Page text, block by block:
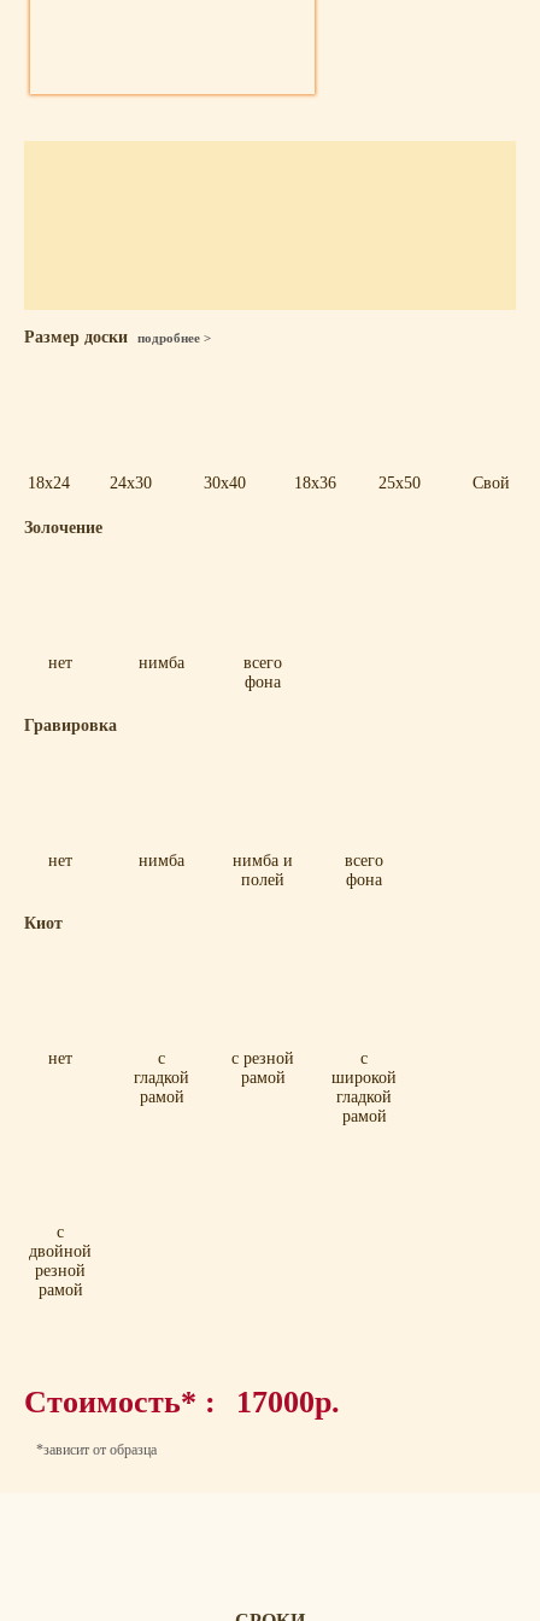
Размер доски подробнее >
18x24 24x30 30x40 18x36 25x50 Свой
Золочение
нет нимба
всего
фона
Гравировка
нет нимба
нимба и
полей
всего
фона
Киот
нет
с
гладкой
рамой
с резной
рамой
с
широкой
гладкой
рамой
с
двойной
резной
рамой
Стоимость* : 17000р.
*зависит от образца